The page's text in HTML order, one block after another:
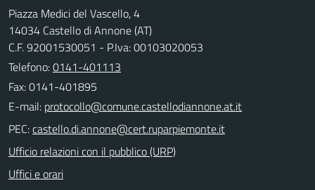
Piazza Medici del Vascello, 4
14034 Castello di Annone (AT)
C.F. 92001530051 - P.Iva: 00103020053
Telefono:0141-401113
Fax: 0141-401895
E-mail:
PEC:
Ufficio relazioni con il pubblico (URP)
Uffici e orari